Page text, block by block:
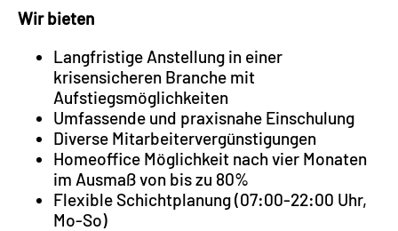
Wir bieten
Langfristige Anstellung in einer
krisensicheren Branche mit
Aufstiegsmöglichkeiten
Umfassende und praxisnahe Einschulung
Diverse Mitarbeitervergünstigungen
Homeoffice Möglichkeit nach vier Monaten
im Ausmaß von bis zu 80%
Flexible Schichtplanung (07:00-22:00 Uhr,
Mo-So)